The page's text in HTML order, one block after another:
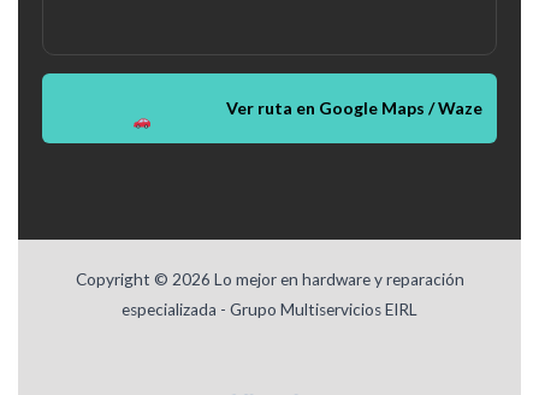
Ver ruta en Google Maps / Waze
Copyright © 2026 Lo mejor en hardware y reparación
especializada - Grupo Multiservicios EIRL